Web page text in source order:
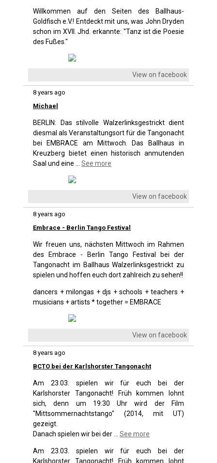
Willkommen auf den Seiten des Ballhaus-
Goldfisch e.V.! Entdeckt mit uns, was John Dryden
schon im XVII. Jhd. erkannte: "Tanz ist die Poesie
des Fußes."
View on facebook
8 years ago
Michael
BERLIN: Das stilvolle Walzerlinksgestrickt dient
diesmal als Veranstaltungsort für die Tangonacht
bei EMBRACE am Mittwoch. Das Ballhaus in
Kreuzberg bietet einen historisch anmutenden
Saal und eine
See more
View on facebook
8 years ago
Embrace - Berlin Tango Festival
Wir freuen uns, nächsten Mittwoch im Rahmen
des Embrace - Berlin Tango Festival bei der
Tangonacht im Ballhaus Walzerlinksgestrickt zu
spielen und hoffen euch dort zahlreich zu sehen!!
dancers + milongas + djs + schools + teachers +
musicians + artists * together = EMBRACE
View on facebook
8 years ago
BCTO bei der Karlshorster Tangonacht
Am 23.03. spielen wir für euch bei der
Karlshorster Tangonacht! Früh kommen lohnt
sich, denn um 19:30 Uhr wird der Film
"Mittsommernachtstango" (2014, mit UT)
gezeigt.
Danach spielen wir bei der
See more
Am 23.03. spielen wir für euch bei der
Karlshorster Tangonacht! Früh kommen lohnt